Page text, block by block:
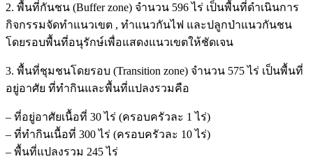
2. พื้นที่กันชน (Buffer zone) จำนวน 596 ไร่ เป็นพื้นที่ดำเนินการ
กิจกรรมจัดทำแนวเขต , ทำแนวกันไฟ และปลูกป่าแนวกันชน
โดยรอบพื้นที่อนุรักษ์เพื่อแสดงแนวเขตให้ชัดเจน
3. พื้นที่ชุมชนโดยรอบ (Transition zone) จำนวน 575 ไร่ เป็นพื้นที่
อยู่อาศัย ที่ทำกินและพื้นที่แปลงรวมคือ
– ที่อยู่อาศัยเนื้อที่ 30 ไร่ (ครอบครัวละ 1 ไร่)
– ที่ทำกินเนื้อที่ 300 ไร่ (ครอบครัวละ 10 ไร่)
– พื้นที่แปลงรวม 245 ไร่